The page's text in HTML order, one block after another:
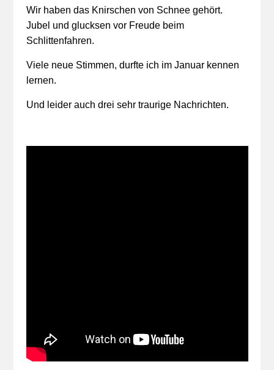
Wir haben das Knirschen von Schnee gehört.
Jubel und glucksen vor Freude beim
Schlittenfahren.
Viele neue Stimmen, durfte ich im Januar kennen
lernen.
Und leider auch drei sehr traurige Nachrichten.